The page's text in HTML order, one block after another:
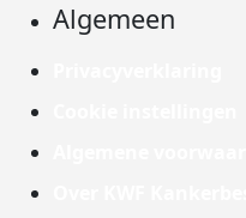
Algemeen